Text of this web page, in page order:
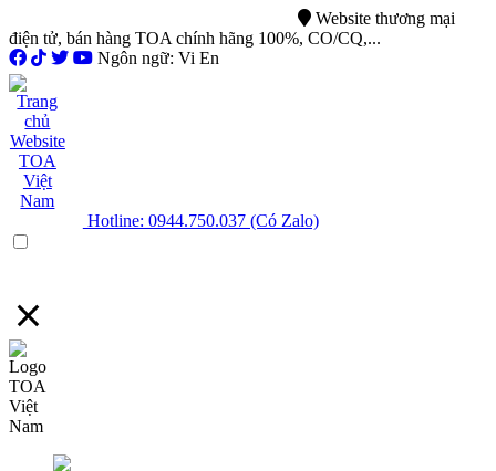
Website thương mại
điện tử, bán hàng TOA chính hãng 100%, CO/CQ,...
Ngôn ngữ: Vi En
Hotline: 0944.750.037 (Có Zalo)